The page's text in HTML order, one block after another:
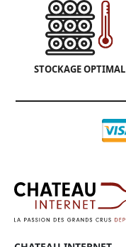
STOCKAGE OPTIMAL